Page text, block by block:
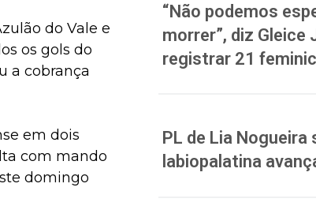
do Vale e
os gols do
a cobrança
em dois
com mando
domingo
“Não podemos
morrer”, diz Gleice
registrar 21
PL de Lia
labiopalatina